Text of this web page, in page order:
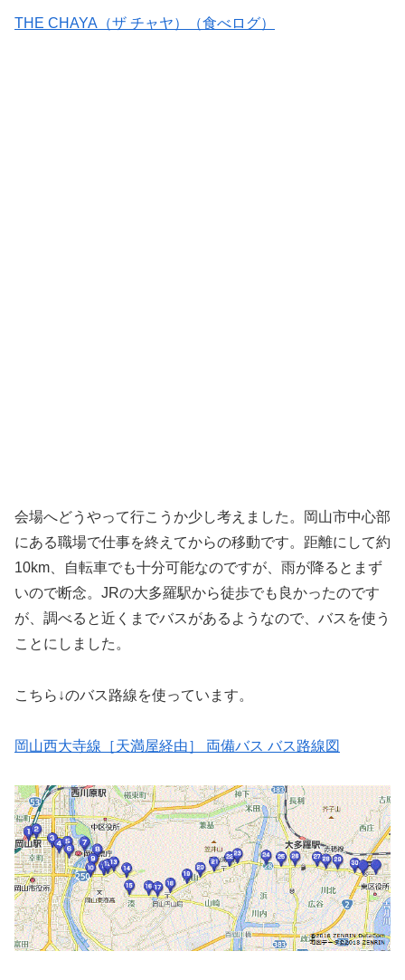
THE CHAYA（ザ チャヤ）（食べログ）
会場へどうやって行こうか少し考えました。岡山市中心部
にある職場で仕事を終えてからの移動です。距離にして約
10km、自転車でも十分可能なのですが、雨が降るとまず
いので断念。JRの大多羅駅から徒歩でも良かったのです
が、調べると近くまでバスがあるようなので、バスを使う
ことにしました。
こちら↓のバス路線を使っています。
岡山西大寺線［天満屋経由］ 両備バス バス路線図